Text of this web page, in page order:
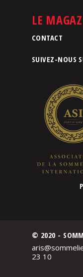
LE
CONTACT
SUIVEZ-NOUS
© 2020 -
23 10